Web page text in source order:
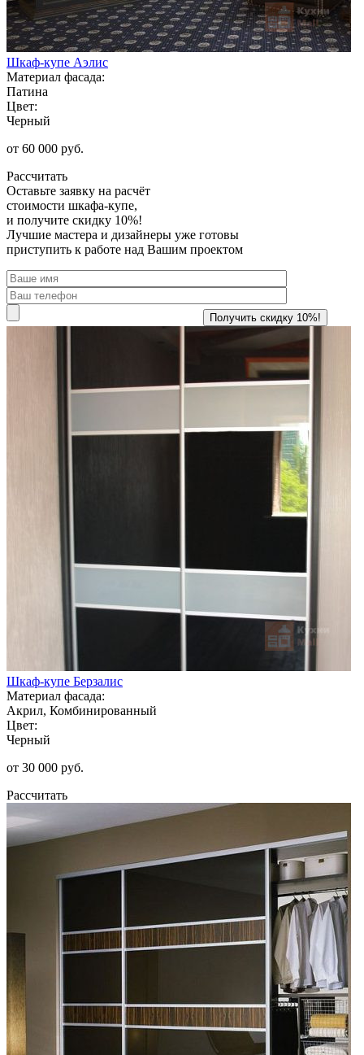
Шкаф-купе Аэлис
Материал фасада:
Патина
Цвет:
Черный
от 60 000 руб.
Рассчитать
Оставьте заявку на расчёт
стоимости шкафа-купе,
и получите скидку 10%!
Лучшие мастера и дизайнеры уже готовы
приступить к работе над Вашим проектом
Шкаф-купе Берзалис
Материал фасада:
Акрил, Комбинированный
Цвет:
Черный
от 30 000 руб.
Рассчитать